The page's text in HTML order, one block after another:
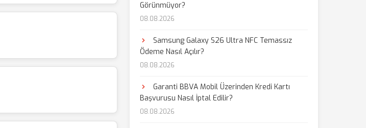
Görünmüyor?
08.08.2026
Samsung Galaxy S26 Ultra NFC Temassız
Ödeme Nasıl Açılır?
08.08.2026
Garanti BBVA Mobil Üzerinden Kredi Kartı
Başvurusu Nasıl İptal Edilir?
08.08.2026